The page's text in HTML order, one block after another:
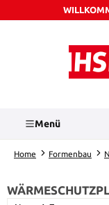
Zum Hauptinhalt
Menü
Home Formenbau